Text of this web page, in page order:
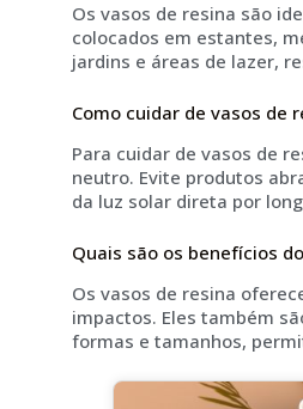
Os vasos de resina são
colocados em estantes,
jardins e áreas de lazer,
Como cuidar de vasos de
Para cuidar de vasos de
neutro. Evite produtos
da luz solar direta por
Quais são os benefícios
Os vasos de resina
impactos. Eles também
formas e tamanhos,